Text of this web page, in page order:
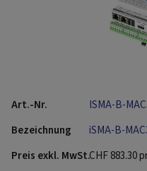
ISMA-B-
iSMA-B-
CHF883.30